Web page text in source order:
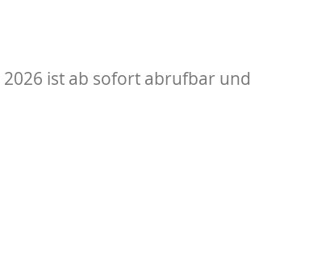
ist ab sofort abrufbar und